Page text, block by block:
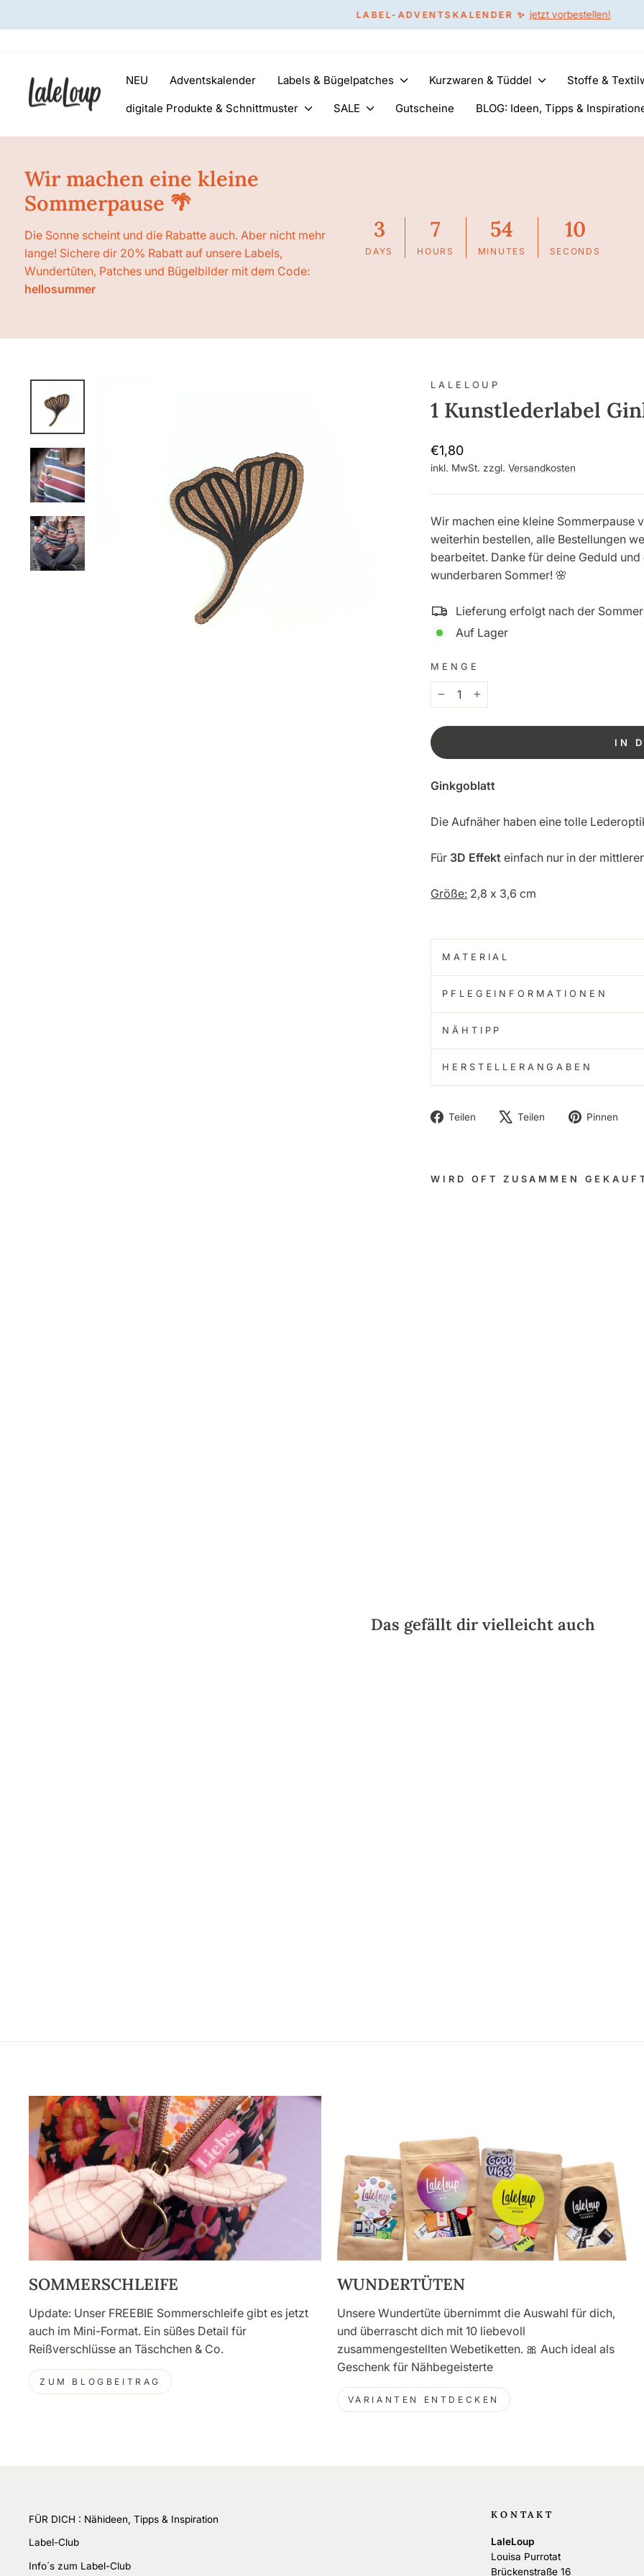
zum
Pause
LABEL-ADVENTSKALENDER ✨ jetzt vorbestellen!
NEU Adventskalender Labels & Bügelpatches Kurzwaren & Tüddel Stoffe &
digitale Produkte & Schnittmuster SALE Gutscheine BLOG: Ideen, Tipps &
Wir machen eine kleine
Sommerpause 🌴
Die Sonne scheint und die Rabatte auch. Aber nicht mehr
lange! Sichere dir 20% Rabatt auf unsere Labels,
Wundertüten, Patches und Bügelbilder mit dem Code:
hellosummer
3
DAYS
7
HOURS
54
MINUTES
9
SECONDS
LALELOUP
1 Kunstlederlabel
Normaler
Preis
€1,80
inkl. MwSt. zzgl.Versandkosten
Wir machen eine kleine Sommerpause
weiterhin bestellen, alle Bestellungen
bearbeitet. Danke für deine Geduld
wunderbaren Sommer! 🌸
Lieferung erfolgt nach der
Auf Lager
MENGE
IN
Ginkgoblatt
Die Aufnäher haben eine tolle
Für 3D Effekt einfach nur in der
Größe: 2,8 x 3,6 cm
MATERIAL
PFLEGEINFORMATIONEN
NÄHTIPP
HERSTELLERANGABEN
Teilen
Auf
Teilen
Auf
Pinnen
WIRD OFT ZUSAMMEN
Das gefällt dir vielleicht auch
SOMMERSCHLEIFE
Update: Unser FREEBIE Sommerschleife gibt es jetzt
auch im Mini-Format. Ein süßes Detail für
Reißverschlüsse an Täschchen & Co.
ZUM BLOGBEITRAG
WUNDERTÜTEN
Unsere Wundertüte übernimmt die Auswahl für dich,
und überrascht dich mit 10 liebevoll
zusammengestellten Webetiketten. 🎀 Auch ideal als
Geschenk für Nähbegeisterte
VARIANTEN ENTDECKEN
FÜR DICH : Nähideen, Tipps & Inspiration
Label-Club
Info´s zum Label-Club
KONTAKT
LaleLoup
Louisa Purrotat
Brückenstraße 16